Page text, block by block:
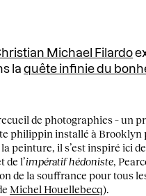
Michael Filardo
laquête infinie du
de photographies – un
philippin installé à Brooklyn
peinture, il s’est inspiré ici
de l’impératif hédoniste,
de la souffrance pour tous
Michel Houellebecq).